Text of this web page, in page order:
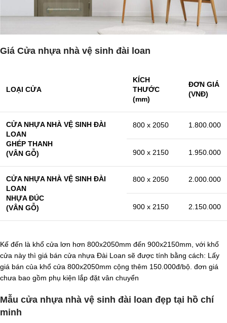
Giá Cửa nhựa nhà vệ sinh đài loan
LOẠI CỬA
KÍCH
THƯỚC
(mm)
ĐƠN GIÁ
(VNĐ)
CỬA NHỰA NHÀ VỆ SINH ĐÀI
LOAN
GHÉP THANH
(VÂN GỖ)
800 x 2050 1.800.000
900 x 2150 1.950.000
CỬA NHỰA NHÀ VỆ SINH ĐÀI
LOAN
NHỰA ĐÚC
(VÂN GỖ)
800 x 2050 2.000.000
900 x 2150 2.150.000
Kế đến là khổ cửa lơn hơn 800x2050mm đến 900x2150mm, với khổ
cửa này thì giá bán cửa nhựa Đài Loan sẽ được tính bằng cách: Lấy
giá bán của khổ cửa 800x2050mm cộng thêm 150.000đ/bộ. đơn giá
chưa bao gồm phụ kiện lắp đặt vân chuyển
Mẫu cửa nhựa nhà vệ sinh đài loan đẹp tại hồ chí
minh